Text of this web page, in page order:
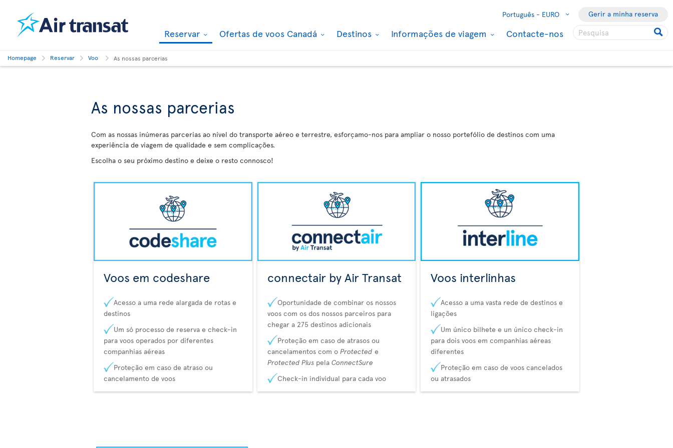
Português - EURO Gerir a minha reserva
Reservar Ofertas de voos Canadá Destinos Informações de viagem Contacte-nos
Homepage Reservar Voo As nossas parcerias
As nossas parcerias
Com as nossas inúmeras parcerias ao nível do transporte aéreo e terrestre, esforçamo-nos para ampliar o nosso portefólio de destinos com uma
experiência de viagem de qualidade e sem complicações.
Escolha o seu próximo destino e deixe o resto connosco!
Voos em codeshare
Acesso a uma rede alargada de rotas e
destinos
Um só processo de reserva e check-in
para voos operados por diferentes
companhias aéreas
Proteção em caso de atraso ou
cancelamento de voos
connectair by Air Transat
Oportunidade de combinar os nossos
voos com os dos nossos parceiros para
chegar a 275 destinos adicionais
Proteção em caso de atrasos ou
cancelamentos com o Protected e
Protected Pluspela ConnectSure
Check-in individual para cada voo
Voos interlinhas
Acesso a uma vasta rede de destinos e
ligações
Um único bilhete e un único check-in
para dois voos em companhias aéreas
diferentes
Proteção em caso de voos cancelados
ou atrasados